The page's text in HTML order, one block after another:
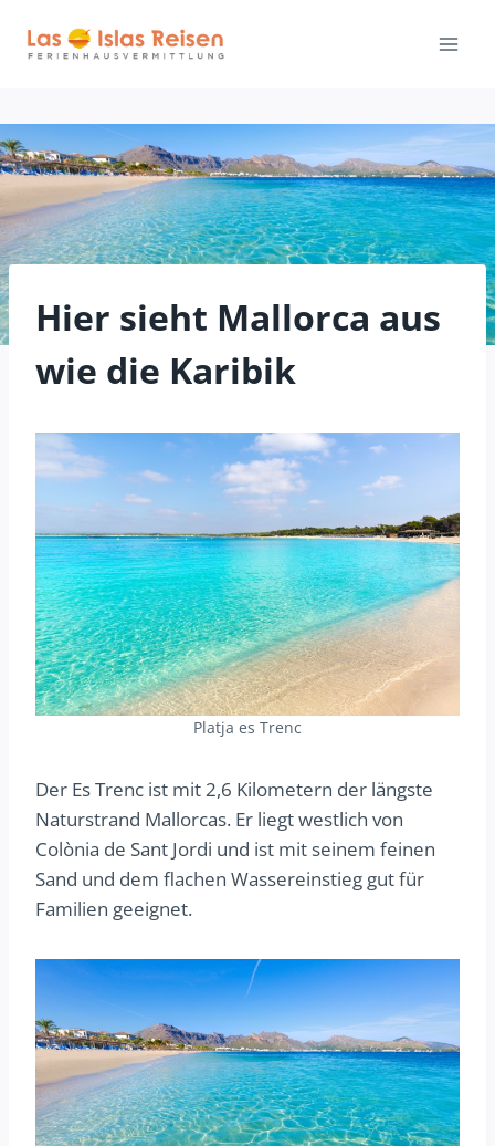
Inhalt
Hier sieht Mallorca aus
wie die Karibik
Platja es Trenc
Der Es Trenc ist mit 2,6 Kilometern der längste
Naturstrand Mallorcas. Er liegt westlich von
Colònia de Sant Jordi und ist mit seinem feinen
Sand und dem flachen Wassereinstieg gut für
Familien geeignet.